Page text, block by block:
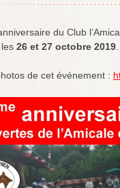
du Club
26 et 27 octobre 2019
de cet événement :